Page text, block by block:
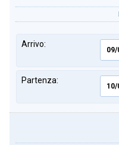
Arrivo:
Partenza: